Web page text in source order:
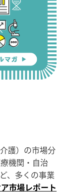
護）の市場分
機関・自治
、多くの事業
市場レポート